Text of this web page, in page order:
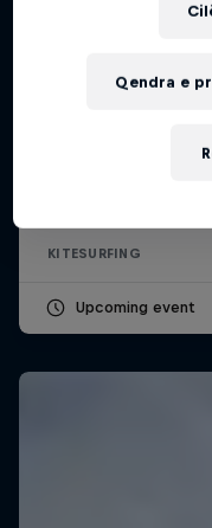
29 Gusht – 7
KITESURFING
Upcoming event
Qendra e